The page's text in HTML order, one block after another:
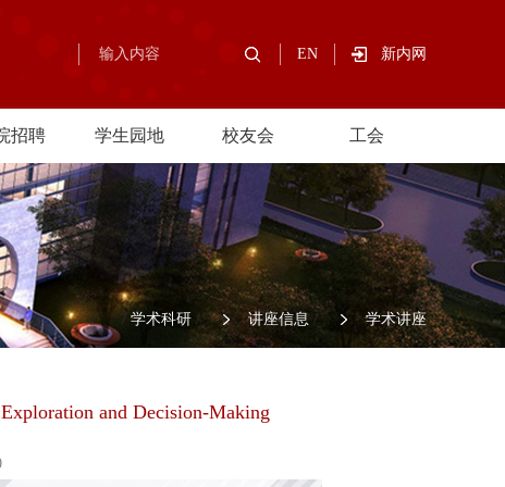
EN 新内网
招聘 学生园地 校友会 工会
/ 学术科研 / 讲座信息 / 学术讲座
and Decision-Making